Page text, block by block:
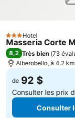
3 Étoiles
Hotel
Masseria Corte
8,2 Très bien (73
Alberobello, à 4.2
de 92 $
Consulter les prix
Consulter